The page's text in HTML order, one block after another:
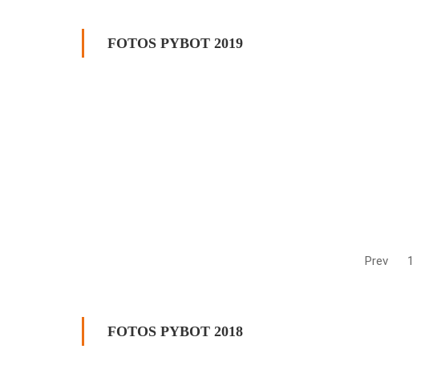
FOTOS PYBOT 2019
Prev 1
FOTOS PYBOT 2018